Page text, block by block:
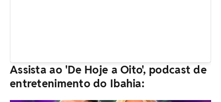
Assista ao 'De Hoje a Oito', podcast de
entretenimento do Ibahia: